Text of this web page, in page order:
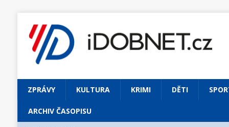
ZPRÁVY KULTURA KRIMI DĚTI
ARCHIV ČASOPISU